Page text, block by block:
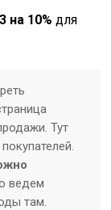
на 10%для
Тут
ведем
там.